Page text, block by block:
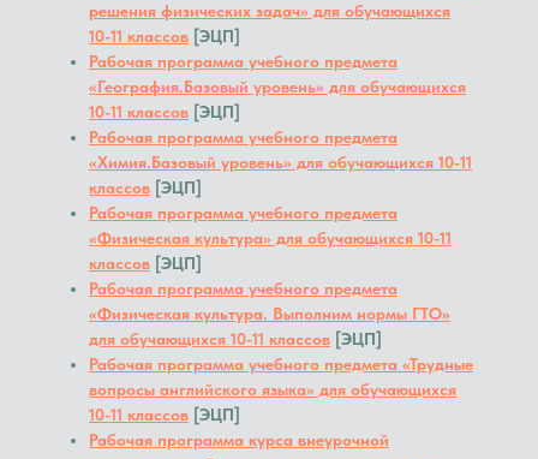
решения физических задач» для обучающихся
10-11 классов [ЭЦП]
Рабочая программа учебного предмета
«География.Базовый уровень» для обучающихся
10-11 классов [ЭЦП]
Рабочая программа учебного предмета
«Химия.Базовый уровень» для обучающихся 10-11
классов [ЭЦП]
Рабочая программа учебного предмета
«Физическая культура» для обучающихся 10-11
классов [ЭЦП]
Рабочая программа учебного предмета
«Физическая культура. Выполним нормы ГТО»
для обучающихся 10-11 классов [ЭЦП]
Рабочая программа учебного предмета «Трудные
вопросы английского языка» для обучающихся
10-11 классов [ЭЦП]
Рабочая программа курса внеурочной